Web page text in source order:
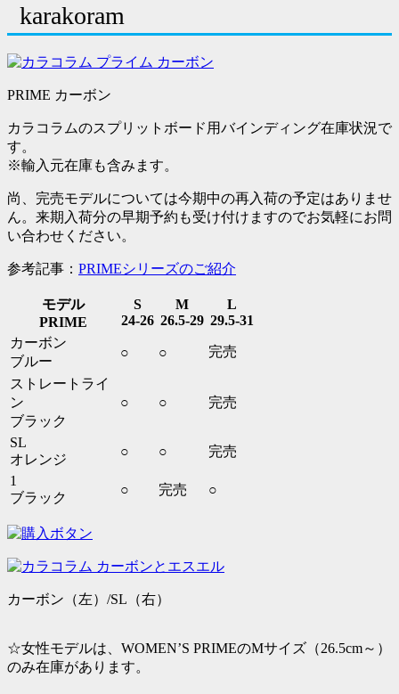
karakoram
PRIME カーボン
カラコラムのスプリットボード用バインディング在庫状況で
す。
※輸入元在庫も含みます。
尚、完売モデルについては今期中の再入荷の予定はありませ
ん。来期入荷分の早期予約も受け付けますのでお気軽にお問
い合わせください。
参考記事： PRIMEシリーズのご紹介
モデル
PRIME
S
24-26
M
26.5-29
L
29.5-31
カーボン
ブルー
○ ○ 完売
ストレートライ
ン
ブラック
○ ○ 完売
SL
オレンジ
○ ○
完売
1
ブラック
○ 完売 ○
カーボン（左）/SL（右）
☆女性モデルは、WOMEN’S PRIMEのMサイズ（26.5cm～）
のみ在庫があります。